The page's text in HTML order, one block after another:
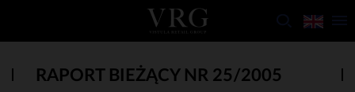
RAPORT BIEŻĄCY NR 25/2005